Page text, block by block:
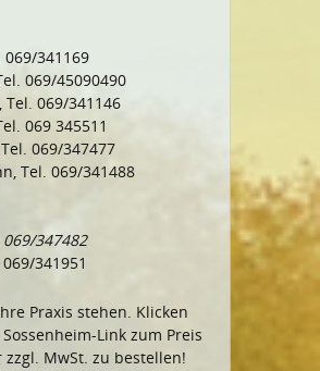
069/341169
069/45090490
069/341146
069 345511
069/347477
Tel. 069/341488
069/347482
069/341951
Praxis stehen. Klicken
Link zum Preis
zzgl. MwSt. zu bestellen!